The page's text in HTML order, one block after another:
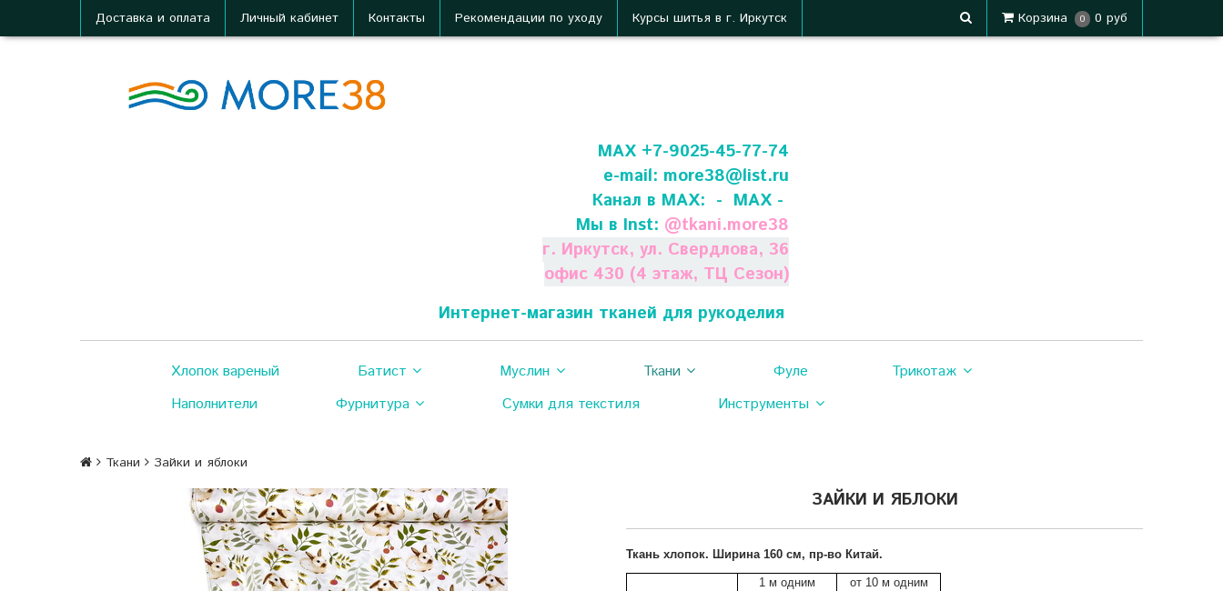
Доставка и оплата Личный кабинет Контакты Рекомендации по уходу Курсы шитья в г. Иркутск Корзина 0 0 руб
МАХ +7-9025-45-77-74
e-mail: more38@list.ru
Канал в МАХ: - МАХ -
Мы в Inst: @tkani.more38
г. Иркутск, ул. Свердлова, 36
офис 430 (4 этаж, ТЦ Сезон)
Интернет-магазин тканей для рукоделия
Хлопок вареный Батист Муслин Ткани Фуле
Трикотаж
Наполнители
Фурнитура Сумки для текстиля Инструменты
Ткани Зайки и яблоки
ЗАЙКИ И ЯБЛОКИ
Ткань хлопок. Ширина 160 см, пр-во Китай.
1 м одним
от 10 м одним